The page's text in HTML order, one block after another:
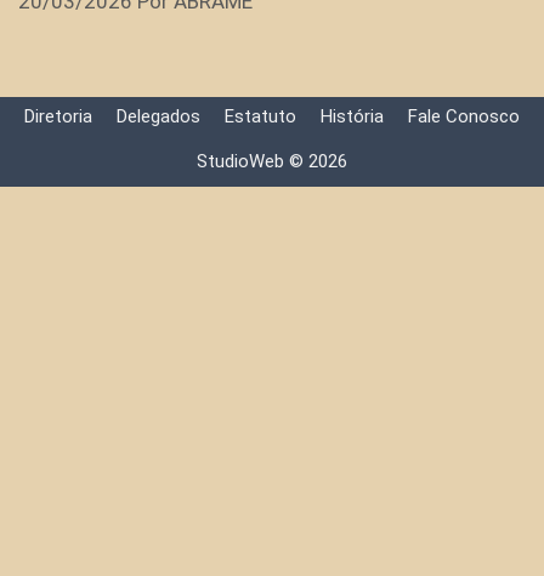
Diretoria Delegados Estatuto História Fale Conosco
StudioWeb © 2026